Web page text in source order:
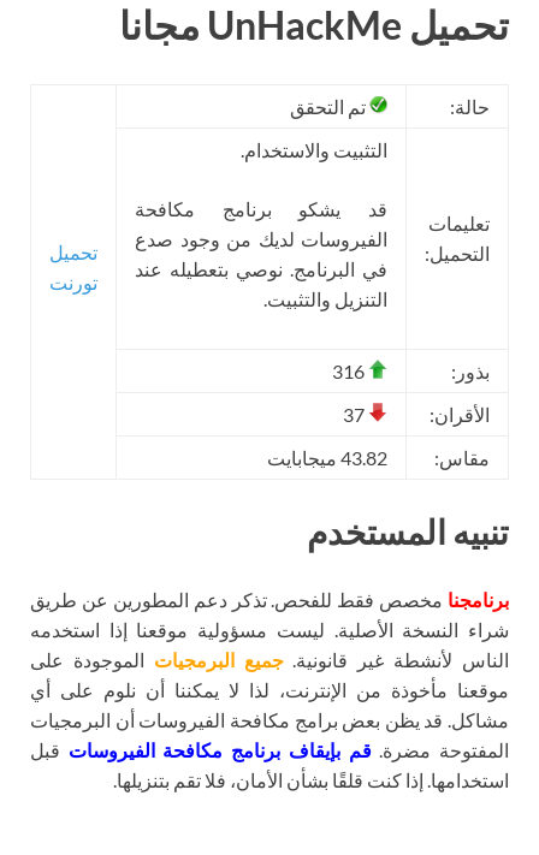
تحميل UnHackMe مجانا
حالة: تم التحقق
تحميل
تورنت
تعليمات
التحميل:
التثبيت والاستخدام.
قد يشكو برنامج مكافحة
الفيروسات لديك من وجود صدع
في البرنامج. نوصي بتعطيله عند
التنزيل والتثبيت.
بذور:
الأقران:
مقاس:
43.82 ميجابايت
تنبيه المستخدم
برنامجنا مخصص فقط للفحص. تذكر دعم المطورين عن طريق
شراء النسخة الأصلية. ليست مسؤولية موقعنا إذا استخدمه
الناس لأنشطة غير قانونية.جميع البرمجيات الموجودة على
موقعنا مأخوذة من الإنترنت، لذا لا يمكننا أن نلوم على أي
مشاكل. قد يظن بعض برامج مكافحة الفيروسات أن البرمجيات
المفتوحة مضرة.قم بإيقاف برنامج مكافحة الفيروسات قبل
استخدامها. إذا كنت قلقًا بشأن الأمان، فلا تقم بتنزيلها.